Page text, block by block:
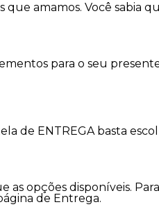
amamos. Você sabia
para o seu
de ENTREGA basta
opções disponíveis.
de Entrega.